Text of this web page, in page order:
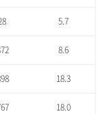
5.7
8.6
18.3
18.0